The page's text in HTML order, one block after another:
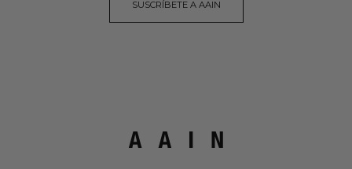
SUSCRÍBETE A AAIN